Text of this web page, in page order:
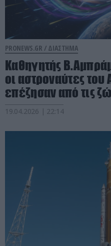
PRONEWS.GR / ΔΙΑΣΤΗΜΑ
Καθηγητής
οι αστροναύτες
επέζησαν από τις
19.04.2026 | 22:14